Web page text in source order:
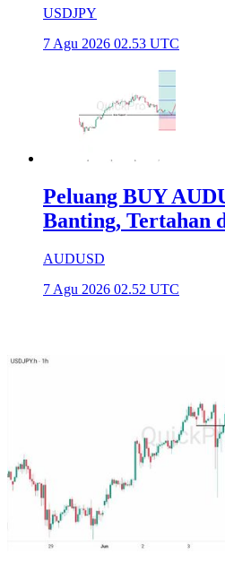
USDJPY
7 Agu 2026 02.53 UTC
Peluang BUY
Banting, Tertahan
AUDUSD
7 Agu 2026 02.52 UTC